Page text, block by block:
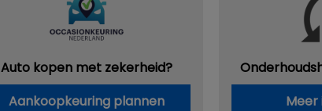
Auto kopen met zekerheid?
Aankoopkeuring plannen
Onderhouds